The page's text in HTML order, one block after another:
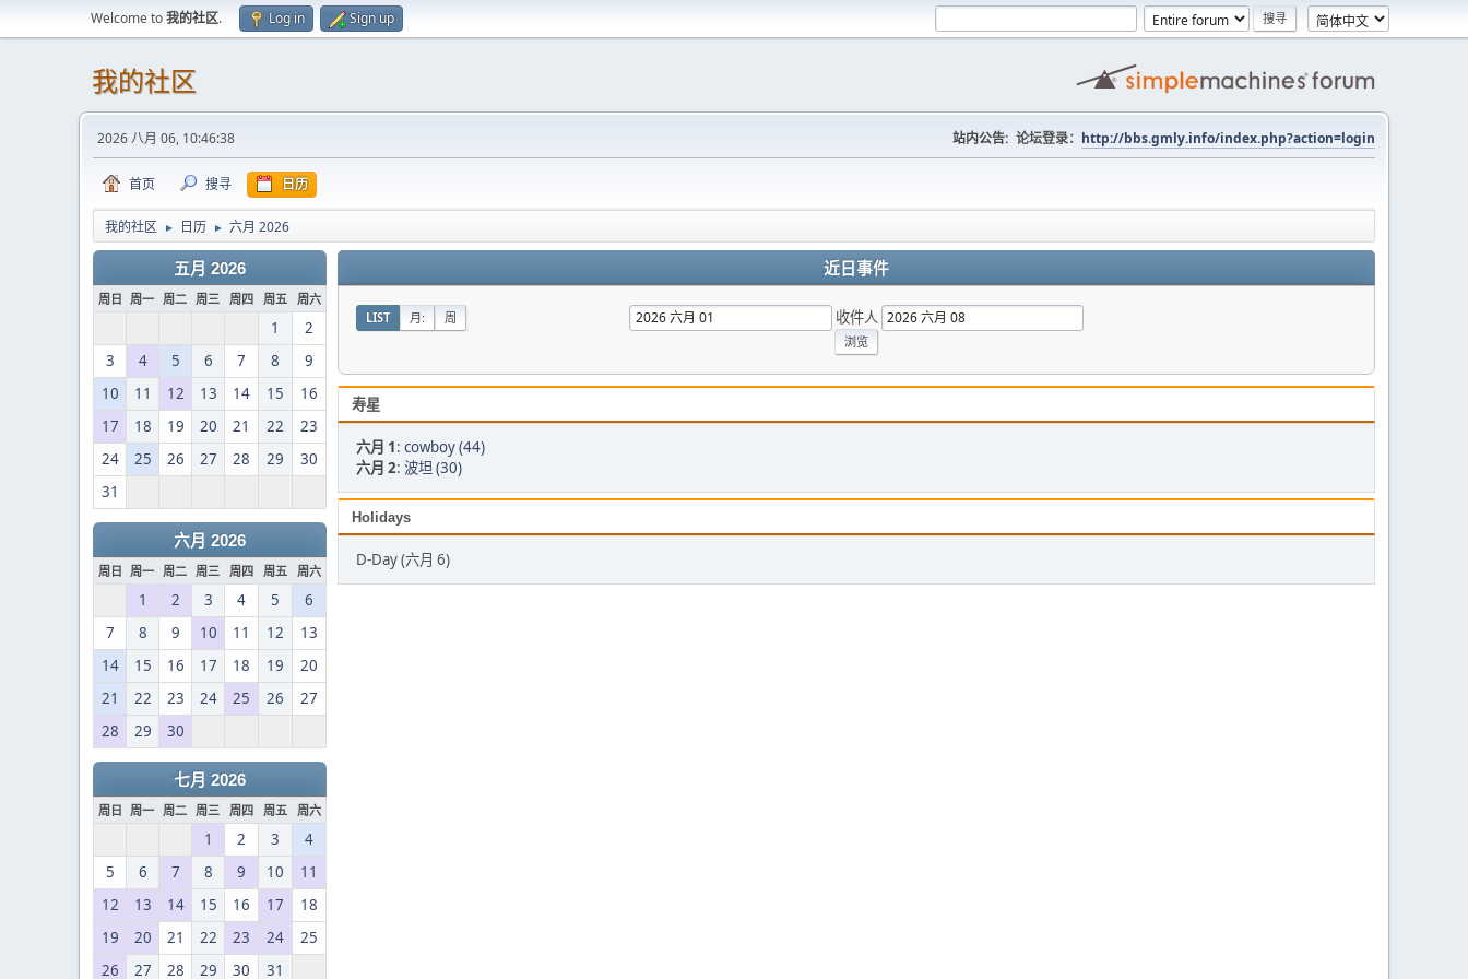
Welcome to我的社区. Log in Sign up
我的社区
2026 八月 06, 10:46:38 站内公告: 论坛登录： http://bbs.gmly.info/index.php?action=login
首页 搜寻 日历
我的社区 ► 日历 ► 六月 2026
五月 2026
周日 周一 周二 周三 周四 周五 周六
1
2
3
4 5 6 7 8
9
10
11 12 13 14 15
16
17
18 19 20 21 22
23
24
25 26 27 28 29
30
31
六月 2026
周日 周一 周二 周三 周四 周五 周六
1 2 3 4 5
6
7
8 9 10 11 12
13
14
15 16 17 18 19
20
21
22 23 24 25 26
27
28
29 30
七月 2026
周日 周一 周二 周三 周四 周五 周六
1 2 3
4
5
6 7 8 9 10
11
12
13 14 15 16 17
18
19
20 21 22 23 24
25
26
27 28 29 30 31
近日事件
LIST 月: 周 收件人
寿星
六月 1: cowboy (44)
六月 2: 波坦 (30)
Holidays
D-Day (六月 6)